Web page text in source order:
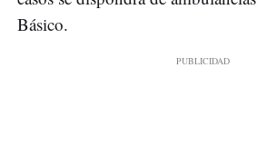
Básico.